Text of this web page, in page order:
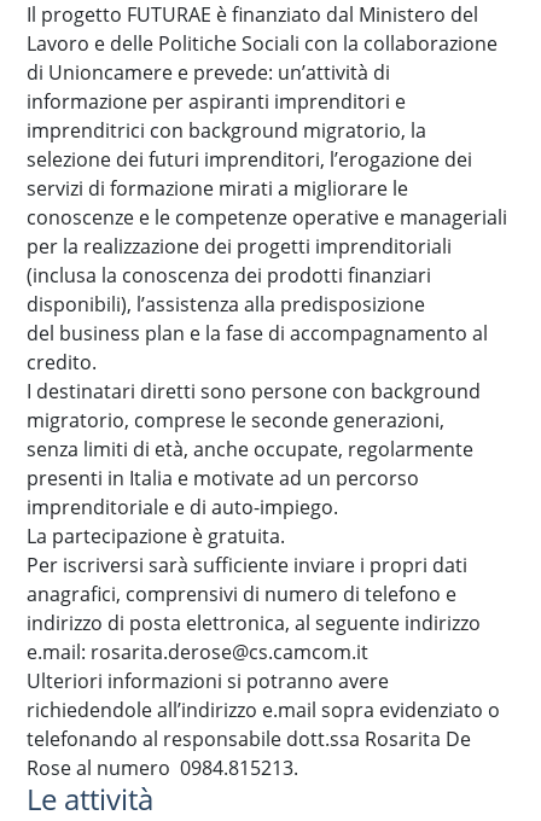
Il progetto FUTURAE è finanziato dal Ministero del
Lavoro e delle Politiche Sociali con la collaborazione
di Unioncamere e prevede: un’attività di
informazione per aspiranti imprenditori e
imprenditrici con background migratorio, la
selezione dei futuri imprenditori, l’erogazione dei
servizi di formazione mirati a migliorare le
conoscenze e le competenze operative e manageriali
per la realizzazione dei progetti imprenditoriali
(inclusa la conoscenza dei prodotti finanziari
disponibili), l’assistenza alla predisposizione
del business plan e la fase di accompagnamento al
credito.
I destinatari diretti sono persone con background
migratorio, comprese le seconde generazioni,
senza limiti di età, anche occupate, regolarmente
presenti in Italia e motivate ad un percorso
imprenditoriale e di auto-impiego.
La partecipazione è gratuita.
Per iscriversi sarà sufficiente inviare i propri dati
anagrafici, comprensivi di numero di telefono e
indirizzo di posta elettronica, al seguente indirizzo
e.mail: rosarita.derose@cs.camcom.it
Ulteriori informazioni si potranno avere
richiedendole all’indirizzo e.mail sopra evidenziato o
telefonando al responsabile dott.ssa Rosarita De
Rose al numero 0984.815213.
Le attività